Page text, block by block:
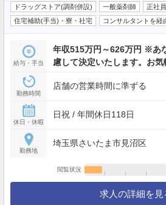
ドラッグストア(調剤併設) 一般薬剤師 正社員
住宅補助(手当)・寮・社宅
コンサルタントを経
給与・手当
年収515万円～626万円 ※あ
慮して決定いたします。お気
勤務時間
店舗の営業時間に準ずる
休日・休暇
日祝 / 年間休日118日
勤務地
埼玉県さいたま市見沼区
閲覧状況
求人の詳細を見